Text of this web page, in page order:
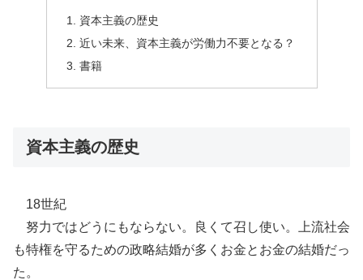
資本主義の歴史
近い未来、資本主義が労働力不要となる？
書籍
資本主義の歴史
18世紀
努力ではどうにもならない。良くて召し使い。上流社会
も特権を守るための政略結婚が多くお金とお金の結婚だっ
た。